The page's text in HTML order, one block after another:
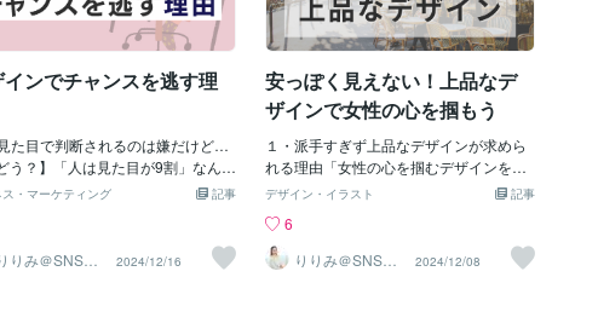
詳細を知りたい方は、ぜひ、メッセージ
からお待ちしています。藤川りりみ
季節に応じた心理」に細やかに合わ
見やすいフィード画面（アカウン
ッと開いたときの全体像）】の共
存在するのです。今回は、今すぐ
のアカウントにも取り入れられ
爽やかで、思わずフォローボタン
たくなるアカウント」作りの秘訣
しく解説します。1. フィード画
色」を3色以内に絞っている人気の
）をじっくり見てみてください。
たくさんの色を使っていません。
には、「ベースとなる色（背景の
「もっと知りたい！」と感じた疑問が、
コメントやプロフィール閲覧など、次の
行動を引き起こしてくれるんです。【投
稿アイデア例】▶️ 共感を呼び起こす投稿
「SNSでフォロワーが増えない…😩」
「投稿してもなかなか見てもらえない…
😭」こんな「あるある」の悩みを冒頭に
入れることで、ターゲット層の共感をし
っかりつかめます。そのあとで、「実
す！」と続けると効果抜群です！▶️ 疑問
を投げかける投稿「9割の人がやっていな
い！フォロワーが増える〇〇な方法と
インでチャンスを逃す理
見た目で判断されるのは嫌だけど…
う？】「人は見た目が9割」なんて
聞いたことありますよね？もちろ
んが、見た目やデザインが整って
けで、印象が良くなり、対応さえ
ることがあります。例えば、こん
記事
ス・マーケティング
りみ＠SNSイ
ンスタ運用
2024/12/16
安っぽく見えない！上品なデ
ザインで女性の心を掴もう
１・派手すぎず上品なデザインが求めら
れる理由「女性の心を掴むデザインを作
ろうとすると、どうしても派手になりす
きます。特に女性をターゲットにしたデ
ザインでは、**『目立つけど上品』**と
いうバランスがとても大切です。上品な
記事
デザイン・イラスト
6
りりみ＠SNSイ
ンスタ運用
2024/12/08